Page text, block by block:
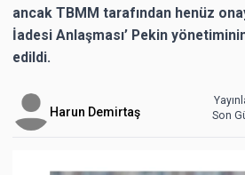
ancak TBMM tarafından henüz
İadesi Anlaşması’ Pekin
edildi.
Harun Demirtaş
Son